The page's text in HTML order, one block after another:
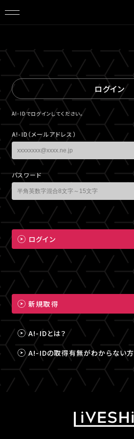
ログイン
A!-IDでログインしてください。
A!-ID（メールアドレス）
パスワード
ログイン
新規取得
A!-IDとは？
A!-IDの取得有無がわからない方